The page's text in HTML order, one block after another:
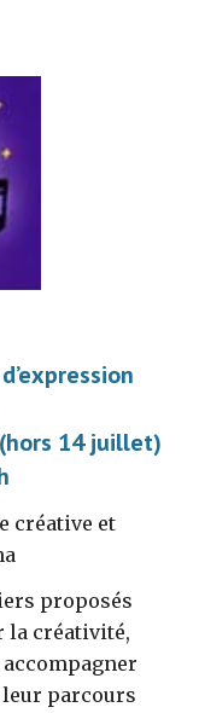
14 juillet)
créative et
proposés
la créativité,
leur parcours